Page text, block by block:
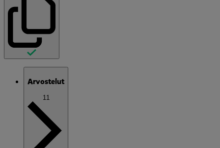
Arvostelut
11